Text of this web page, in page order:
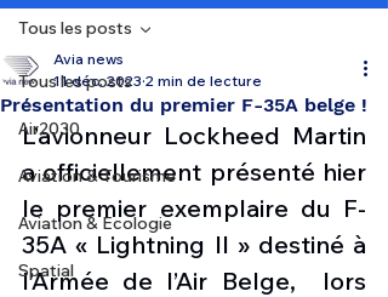
Tous les posts
Air2030
Aviation & Tourisme
Aviation & Ecologie
Spatial
Tous les posts
Présentation du premier F-35A belge !
Avia news
11 déc. 2023 2 min de lecture
L’avionneur Lockheed Martin
a officiellement présenté hier
le premier exemplaire du F-
35A « Lightning II » destiné à
l’Armée de l’Air Belge,  lors